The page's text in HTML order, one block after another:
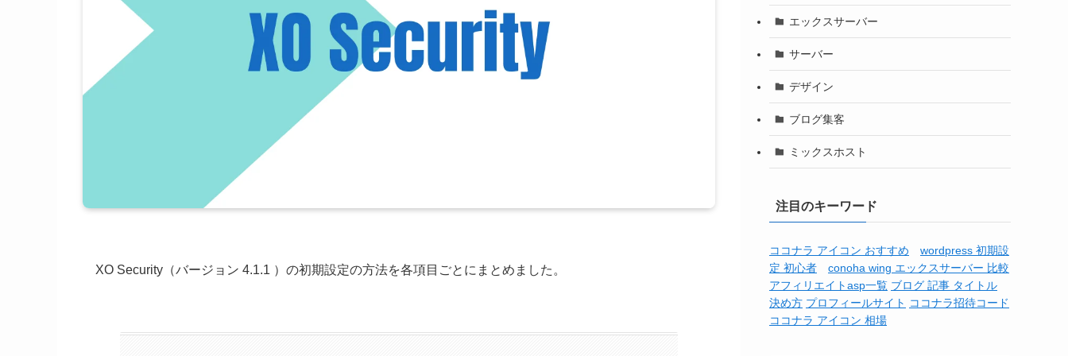
XO Security（バージョン 4.1.1 ）の初期設定の方法を各項目ごとにまとめました。
エックスサーバー
サーバー
デザイン
ブログ集客
ミックスホスト
注目のキーワード
ココナラ アイコン おすすめ
wordpress 初期設
定 初心者
conoha wing エックスサーバー 比較
アフィリエイトasp一覧 ブログ 記事 タイトル
決め方 プロフィールサイト ココナラ招待コード
ココナラ アイコン 相場